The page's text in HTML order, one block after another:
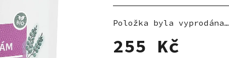
5
Položka byla vyprodána…
255 Kč